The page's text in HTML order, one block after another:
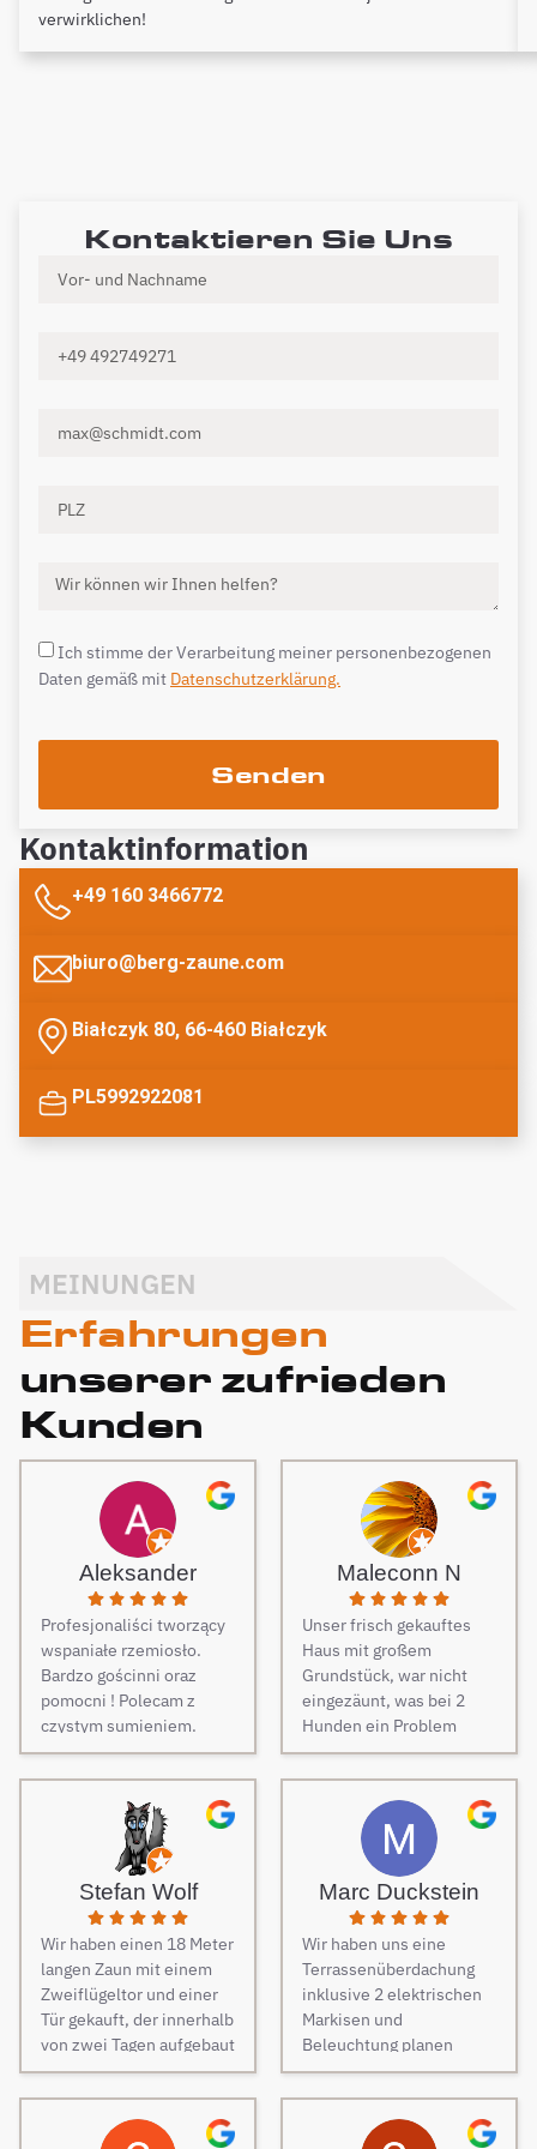
verwirklichen!
Kontaktieren Sie Uns
Ich stimme der Verarbeitung meiner personenbezogenen
Daten gemäß mit Datenschutzerklärung.
Senden
Kontaktinformation
+49 160 3466772
biuro@berg-zaune.com
Białczyk 80, 66-460 Białczyk
PL5992922081
Erfahrungen
unserer zufrieden
Kunden
MEINUNGEN
Aleksander
Profesjonaliści tworzący
wspaniałe rzemiosło.
Bardzo gościnni oraz
pomocni ! Polecam z
czystym sumieniem.
Maleconn N
Unser frisch gekauftes
Haus mit großem
Grundstück, war nicht
eingezäunt, was bei 2
Hunden ein Problem
darstellt. Daher musste
dringend und schnell ein
Zaun her. Auf Empfehlung
von Freunden haben wir
unseren Zaun bei Berg
Zäune beauftragt und es
keine Sekunde bereut.
Dieser Tipp war wirklich
Gold wert! Von Angebot
bis zur Fertigstellung des
Zauns, verlief alles
absolut reibungslos. Alle
Fragen wurden im
Vorfeld schnell
beantwortet, auf
Sonderwünsche wurde
Stefan Wolf
Wir haben einen 18 Meter
langen Zaun mit einem
Zweiflügeltor und einer
Tür gekauft, der innerhalb
von zwei Tagen aufgebaut
wurde. Am dritten Tag
kamen die Elektriker, um
die Steuerung und
Marc Duckstein
Wir haben uns eine
Terrassenüberdachung
inklusive 2 elektrischen
Markisen und
Beleuchtung planen
lassen. Es war vom
ersten Kontakt bis zur
finalen Ausführung des